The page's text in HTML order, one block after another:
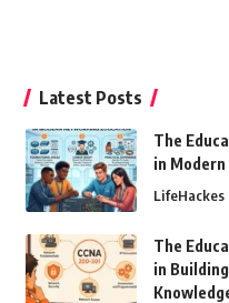
Latest Posts
The
in
LifeHackes
The
in